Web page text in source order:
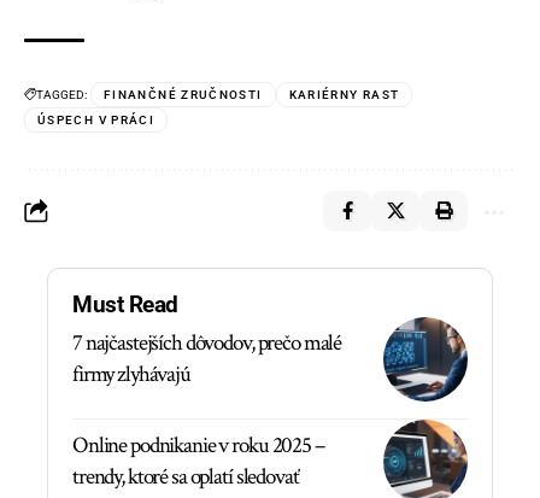
TAGGED: FINANČNÉ ZRUČNOSTI
KARIÉRNY RAST
ÚSPECH V PRÁCI
Must Read
7 najčastejších dôvodov, prečo malé
firmy zlyhávajú
Online podnikanie v roku 2025 –
trendy, ktoré sa oplatí sledovať